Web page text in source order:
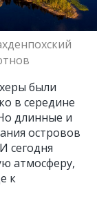
были
в середине
длинные и
островов
сегодня
атмосферу,
к